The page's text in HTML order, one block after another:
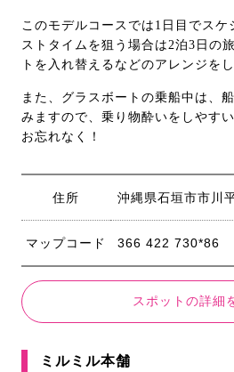
このモデルコースでは1日目でス
ストタイムを狙う場合は2泊3日の
トを入れ替えるなどのアレンジを
また、グラスボートの乗船中は、
みますので、乗り物酔いをしやす
お忘れなく！
住所 沖縄県石垣市市川
マップコード 366 422 730*86
スポットの詳細
ミルミル本舗